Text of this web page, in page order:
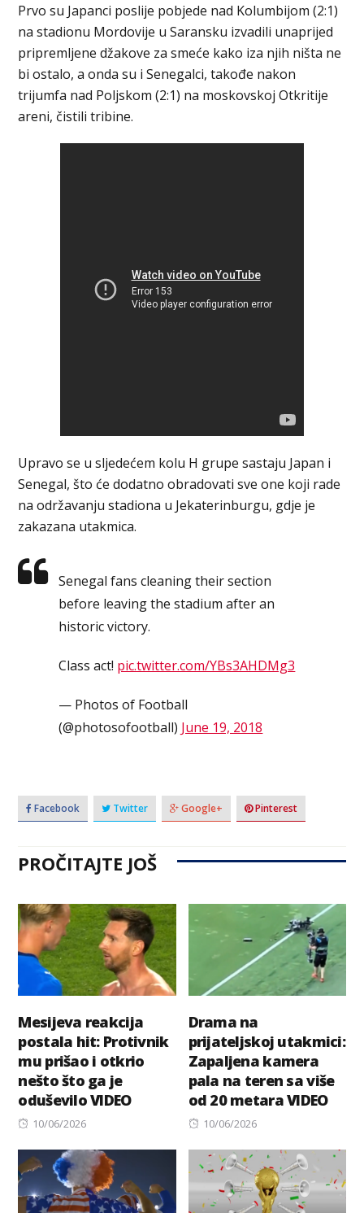
Prvo su Japanci poslije pobjede nad Kolumbijom (2:1)
na stadionu Mordovije u Saransku izvadili unaprijed
pripremljene džakove za smeće kako iza njih ništa ne
bi ostalo, a onda su i Senegalci, takođe nakon
trijumfa nad Poljskom (2:1) na moskovskoj Otkritije
areni, čistili tribine.
Upravo se u sljedećem kolu H grupe sastaju Japan i
Senegal, što će dodatno obradovati sve one koji rade
na održavanju stadiona u Jekaterinburgu, gdje je
zakazana utakmica.
Senegal⁠ fans cleaning their section
before leaving the stadium after an
historic victory.
Class act! pic.twitter.com/YBs3AHDMg3
— Photos of Football
(@photosofootball) June 19, 2018
Facebook Twitter Google+ Pinterest
PROČITAJTE JOŠ
Mesijeva reakcija
postala hit: Protivnik
mu prišao i otkrio
nešto što ga je
oduševilo VIDEO
Posted
10/06/2026
Drama na
prijateljskoj utakmici:
Zapaljena kamera
pala na teren sa više
od 20 metara VIDEO
Posted
10/06/2026